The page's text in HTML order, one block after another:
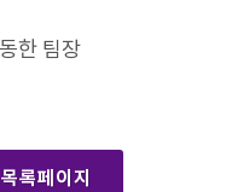
한 팀장
(갤러리)
목록페이지